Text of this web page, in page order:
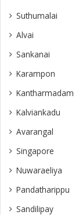
Suthumalai
Alvai
Sankanai
Karampon
Kantharmadam
Kalviankadu
Avarangal
Singapore
Nuwaraeliya
Pandatharippu
Sandilipay